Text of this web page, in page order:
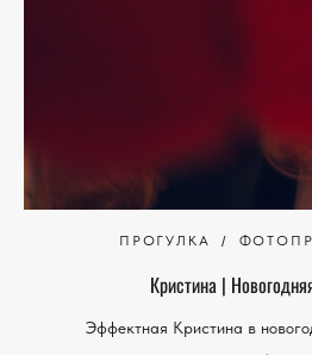
ПРОГУЛКА
Кристина |
Эффектная Кристина в